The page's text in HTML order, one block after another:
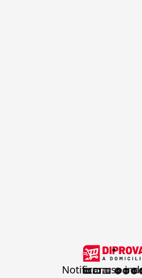
.
Notificar uso